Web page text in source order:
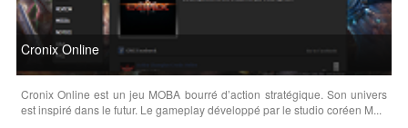
Cronix Online
Cronix Online est un jeu MOBA bourré d’action stratégique. Son univers
est inspiré dans le futur. Le gameplay développé par le studio coréen M...